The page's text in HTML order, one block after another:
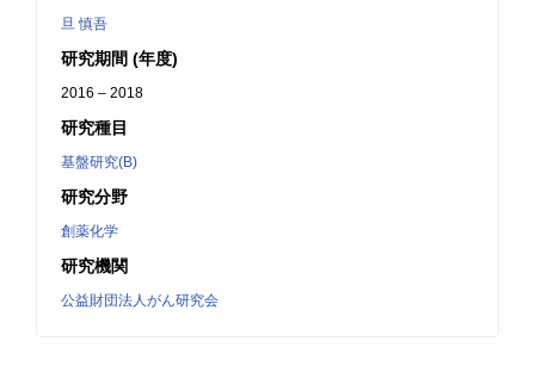
旦 慎吾
研究期間 (年度)
2016 – 2018
研究種目
基盤研究(B)
研究分野
創薬化学
研究機関
公益財団法人がん研究会